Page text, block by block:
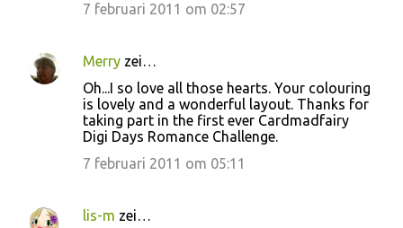
7 februari 2011 om 02:57
Merry zei…
Oh...I so love all those hearts. Your colouring
is lovely and a wonderful layout. Thanks for
taking part in the first ever Cardmadfairy
Digi Days Romance Challenge.
7 februari 2011 om 05:11
lis-m zei…